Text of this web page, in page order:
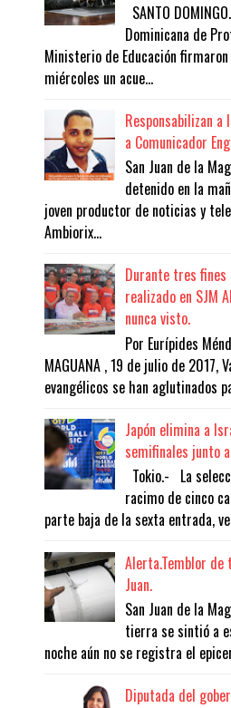
SANTO
Dominicana de
Ministerio de Educación
miércoles un acue...
Responsabilizan
a Comunicador
San Juan de la
detenido en la
joven productor de noticias y
Ambiorix...
Durante tres fines
realizado en SJM
nunca visto.
Por Eurípides
MAGUANA , 19 de julio de 2017,
evangélicos se han aglutinados
Japón elimina a
semifinales junto
Tokio.- La
racimo de cinco
parte baja de la sexta entrada,
Alerta.Temblor de
Juan.
San Juan de la
tierra se sintió a
noche aún no se registra el
Diputada del